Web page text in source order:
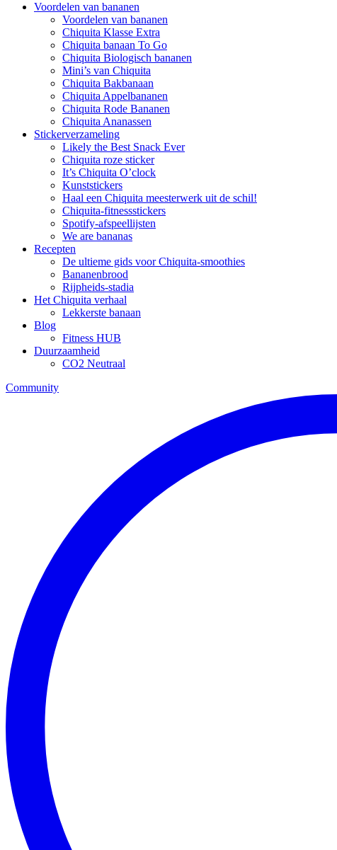
Voordelen van bananen
Voordelen van bananen
Chiquita Klasse Extra
Chiquita banaan To Go
Chiquita Biologisch bananen
Mini’s van Chiquita
Chiquita Bakbanaan
Chiquita Appelbananen
Chiquita Rode Bananen
Chiquita Ananassen
Stickerverzameling
Likely the Best Snack Ever
Chiquita roze sticker
It’s Chiquita O’clock
Kunststickers
Haal een Chiquita meesterwerk uit de schil!
Chiquita-fitnessstickers
Spotify-afspeellijsten
We are bananas
Recepten
De ultieme gids voor Chiquita-smoothies
Bananenbrood
Rijpheids-stadia
Het Chiquita verhaal
Lekkerste banaan
Blog
Fitness HUB
Duurzaamheid
CO2 Neutraal
Community